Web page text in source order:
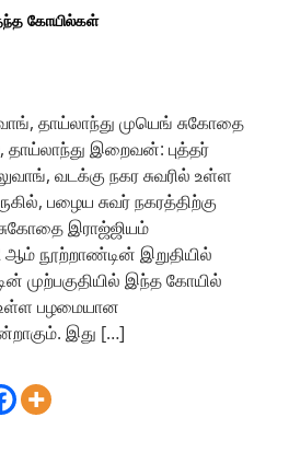
கோயில்கள்
தாய்லாந்து முயெங் சுகோதை
தாய்லாந்து இறைவன்: புத்தர்
வடக்கு நகர சுவரில் உள்ள
பழைய சுவர் நகரத்திற்கு
இராஜ்ஜியம்
ஆம் நூற்றாண்டின் இறுதியில்
முற்பகுதியில் இந்த கோயில்
உள்ள பழமையான
இது […]